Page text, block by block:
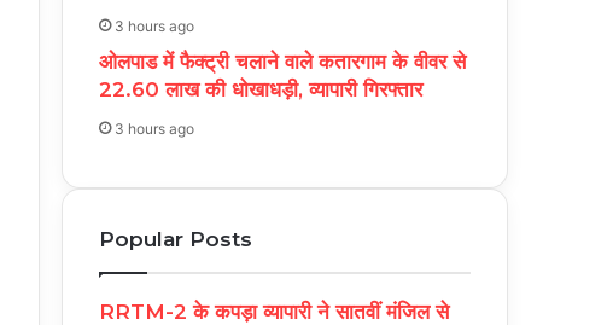
3 hours ago
ओलपाड में फैक्ट्री चलाने वाले कतारगाम के वीवर से
22.60 लाख की धोखाधड़ी, व्यापारी गिरफ्तार
3 hours ago
Popular Posts
RRTM-2 के कपड़ा व्यापारी ने सातवीं मंजिल से